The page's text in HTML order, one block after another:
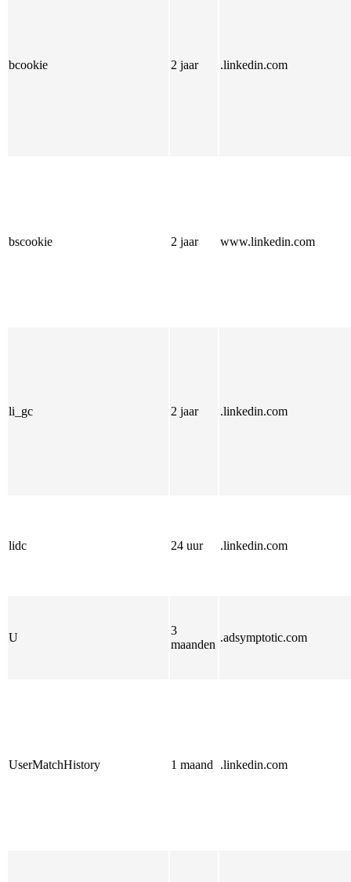
bcookie 2 jaar .linkedin.com
bscookie 2 jaar www.linkedin.com
li_gc 2 jaar .linkedin.com
lidc 24 uur .linkedin.com
U
3
maanden
.adsymptotic.com
UserMatchHistory 1 maand .linkedin.com